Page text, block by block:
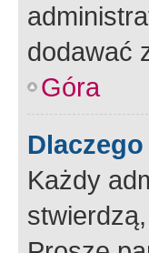
dodawać
Góra
Każdy